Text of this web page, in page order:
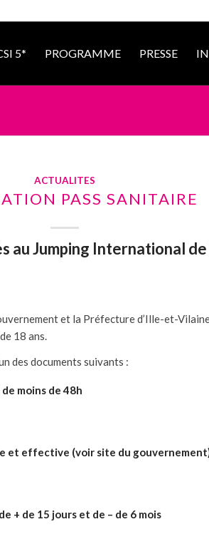
5* PROGRAMME PRESSE
ACTUALITES
PASS SANITAIRE
au Jumping International
et la Préfecture d’Ille-et-
18 ans.
des documents suivants :
moins de 48h
et effective (voir site du
+ de 15 jours et de – de 6 mois